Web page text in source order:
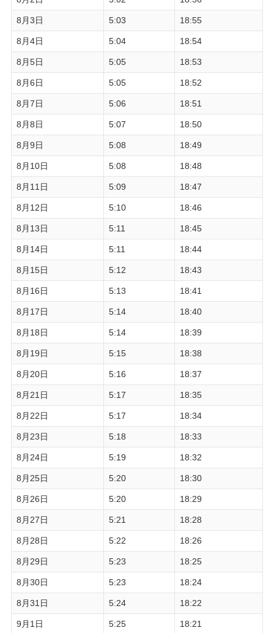
8月3日 5:03 18:55
8月4日 5:04 18:54
8月5日 5:05 18:53
8月6日 5:05 18:52
8月7日 5:06 18:51
8月8日 5:07 18:50
8月9日 5:08 18:49
8月10日 5:08 18:48
8月11日 5:09 18:47
8月12日 5:10 18:46
8月13日 5:11 18:45
8月14日 5:11 18:44
8月15日 5:12 18:43
8月16日 5:13 18:41
8月17日 5:14 18:40
8月18日 5:14 18:39
8月19日 5:15 18:38
8月20日 5:16 18:37
8月21日 5:17 18:35
8月22日 5:17 18:34
8月23日 5:18 18:33
8月24日 5:19 18:32
8月25日 5:20 18:30
8月26日 5:20 18:29
8月27日 5:21 18:28
8月28日 5:22 18:26
8月29日 5:23 18:25
8月30日 5:23 18:24
8月31日 5:24 18:22
9月1日 5:25 18:21